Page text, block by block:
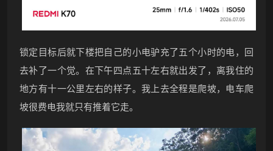
锁定目标后就下楼把自己的小电驴充了五个小时的电，回
去补了一个觉。在下午四点五十左右就出发了，离我住的
地方有十一公里左右的样子。我上去全程是爬坡，电车爬
坡很费电我就只有推着它走。